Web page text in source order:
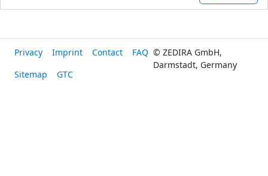
Privacy Imprint Contact
FAQ
Sitemap
GTC
© ZEDIRA GmbH,
Darmstadt, Germany